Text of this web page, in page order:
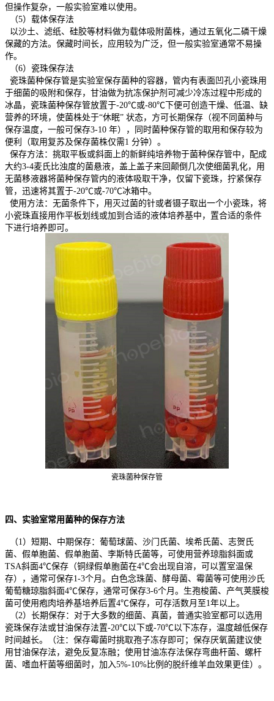
但操作复杂，一般实验室难以使用。
（5）载体保存法
以沙土、滤纸、硅胶等材料做为载体吸附菌株，通过五氧化二磷干燥
保藏的方法。保藏时间长，应用较为广泛，但一般实验室通常不易操
作。
（6）瓷珠保存法
瓷珠菌种保存管是实验室保存菌种的容器，管内有表面凹孔小瓷珠用
于细菌的吸附和保存，甘油做为抗冻保护剂可减少冷冻过程中形成的
冰晶，瓷珠菌种保存管放置于-20℃或-80℃下便可创造干燥、低温、缺
营养的环境，使菌株处于“休眠” 状态，方可长期保存（视不同菌种与
保存温度，一般可保存3-10 年），同时菌种保存管的取用和保存较为
便利（取用复苏及保存菌株仅需1 分钟）。
保存方法：挑取平板或斜面上的新鲜纯培养物于菌种保存管中，配成
大约3-4麦氏比浊度的菌悬液，盖上盖子来回颠倒几次使细菌乳化，用
无菌移液器将菌种保存管内的液体吸取干净，仅留下瓷珠，拧紧保存
管，迅速将其置于-20℃或-70℃冰箱中。
使用方法：无菌条件下，用灭过菌的针或者镊子取出一个小瓷珠，将
小瓷珠直接用作平板划线或加到合适的液体培养基中，置合适的条件
下进行培养即可。
瓷珠菌种保存管
四、实验室常用菌种的保存方法
（1）短期、中期保存：葡萄球菌、沙门氏菌、埃希氏菌、志贺氏
菌、假单胞菌、假单胞菌、李斯特氏菌等，可使用营养琼脂斜面或
TSA斜面4℃保存（铜绿假单胞菌在4℃会出现自溶，可以置室温保
存），通常可保存1-3个月。白色念珠菌、酵母菌、霉菌等可使用沙氏
葡萄糖琼脂斜面4℃保存，通常可保存3-6个月。生孢梭菌、产气荚膜梭
菌可使用疱肉培养基培养后置4℃保存，可存活数月至1年以上。
（2）长期保存：对于大多数的细菌、真菌，普通实验室都可以选用
瓷珠保存法或甘油保存法置-20℃以下或-70℃以下冻存，温度越低保存
时间越长。（注：保存霉菌时挑取孢子冻存即可；保存厌氧菌建议使
用甘油保存法，避免反复冻融；使用甘油冻存法保存弯曲杆菌、螺杆
菌、嗜血杆菌等细菌时，加入5%-10%比例的脱纤维羊血效果更佳）。